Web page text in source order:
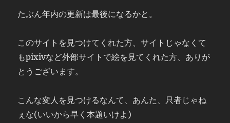
たぶん年内の更新は最後になるかと。
このサイトを見つけてくれた方、サイトじゃなくて
もpixivなど外部サイトで絵を見てくれた方、ありが
とうございます。
こんな変人を見つけるなんて、あんた、只者じゃね
ぇな(いいから早く本題いけよ)